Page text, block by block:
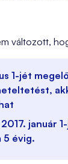
változott,
1-jét
január
5 évig.